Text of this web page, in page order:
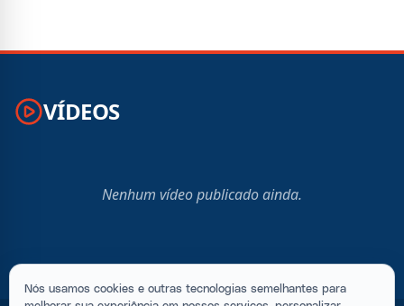
VÍDEOS
Nenhum vídeo publicado ainda.
Nós usamos cookies e outras tecnologias semelhantes para